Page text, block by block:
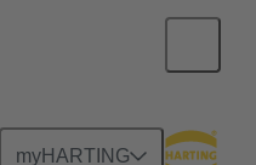
myHARTING